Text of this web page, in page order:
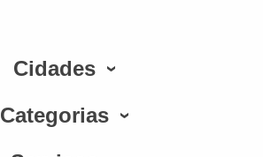
Cidades
Categorias